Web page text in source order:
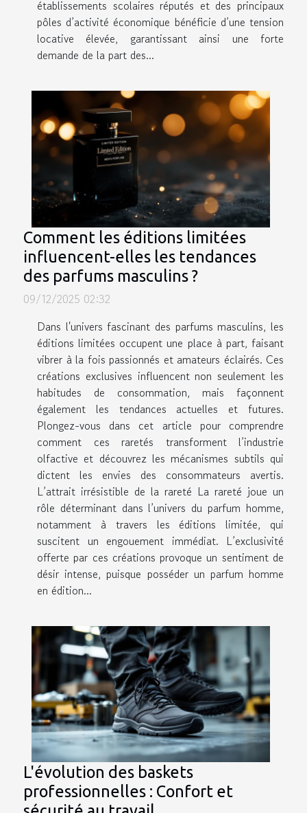
établissements scolaires réputés et des principaux
pôles d’activité économique bénéficie d’une tension
locative élevée, garantissant ainsi une forte
demande de la part des...
Comment les éditions limitées
influencent-elles les tendances
des parfums masculins ?
09/12/2025 02:32
Dans l'univers fascinant des parfums masculins, les
éditions limitées occupent une place à part, faisant
vibrer à la fois passionnés et amateurs éclairés. Ces
créations exclusives influencent non seulement les
habitudes de consommation, mais façonnent
également les tendances actuelles et futures.
Plongez-vous dans cet article pour comprendre
comment ces raretés transforment l’industrie
olfactive et découvrez les mécanismes subtils qui
dictent les envies des consommateurs avertis.
L’attrait irrésistible de la rareté La rareté joue un
rôle déterminant dans l’univers du parfum homme,
notamment à travers les éditions limitée, qui
suscitent un engouement immédiat. L’exclusivité
offerte par ces créations provoque un sentiment de
désir intense, puisque posséder un parfum homme
en édition...
L'évolution des baskets
professionnelles : Confort et